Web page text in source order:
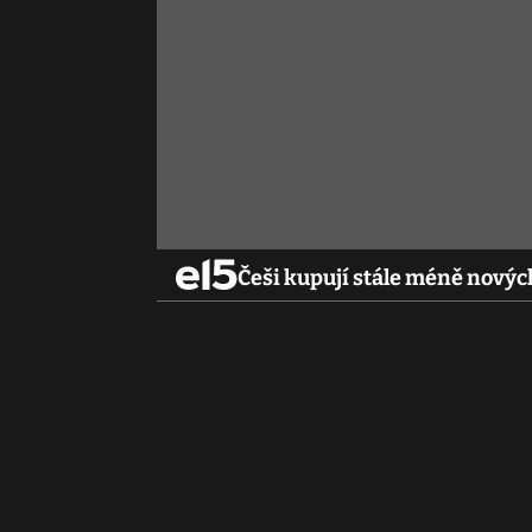
Češi kupují stále méně